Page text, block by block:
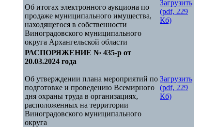
Об итогах электронного аукциона по
продаже муниципального имущества,
находящегося в собственности
Виноградовского муниципального
округа Архангельской области
Загрузить
(pdf, 229
Кб)
РАСПОРЯЖЕНИЕ № 435-р от
20.03.2024 года
Об утверждении плана мероприятий по
подготовке и проведению Всемирного
дня охраны труда в организациях,
расположенных на территории
Виноградовского муниципального
округа
Загрузить
(pdf, 229
Кб)